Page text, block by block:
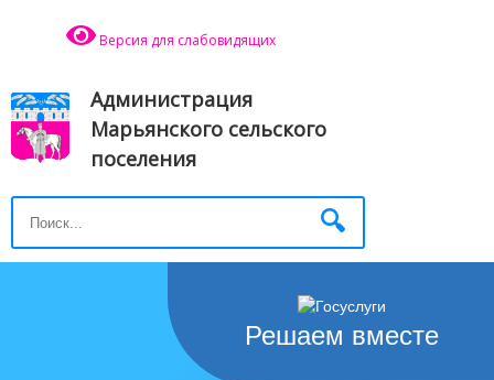
Версия для слабовидящих
Администрация
Марьянского сельского
поселения
Решаем вместе